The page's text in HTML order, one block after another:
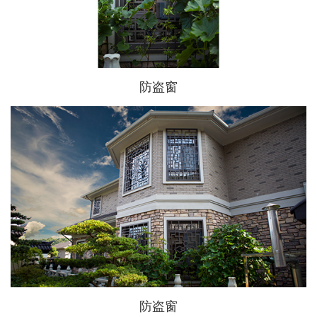
防盗窗
防盗窗